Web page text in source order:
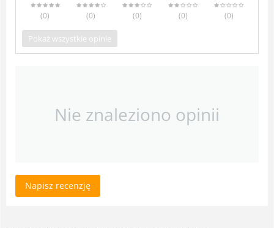
(0) (0) (0) (0) (0)
Pokaż wszystkie opinie
Nie znaleziono opinii
Napisz recenzję